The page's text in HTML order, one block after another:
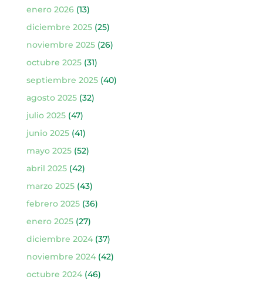
enero 2026(13)
diciembre 2025(25)
noviembre 2025(26)
octubre 2025(31)
septiembre 2025(40)
agosto 2025(32)
julio 2025(47)
junio 2025(41)
mayo 2025(52)
abril 2025(42)
marzo 2025(43)
febrero 2025(36)
enero 2025(27)
diciembre 2024(37)
noviembre 2024(42)
octubre 2024(46)